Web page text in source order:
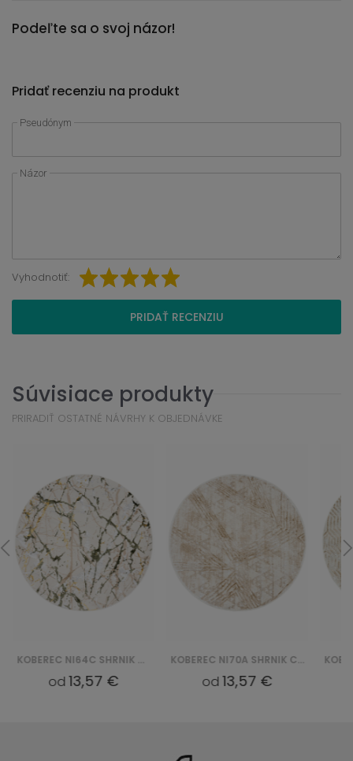
Podeľte sa o svoj názor!
Pridať recenziu na produkt
Pseudónym
Názor
Vyhodnotiť:
PRIDAŤ RECENZIU
Súvisiace produkty
PRIRADIŤ OSTATNÉ NÁVRHY K OBJEDNÁVKE
KOBEREC NI64C SHRNIK CRYSTAL HBC - KREMOWY
od13,57 €
KOBEREC NI70A SHRNIK CRYSTAL HBC - KREMOWY
od13,57 €